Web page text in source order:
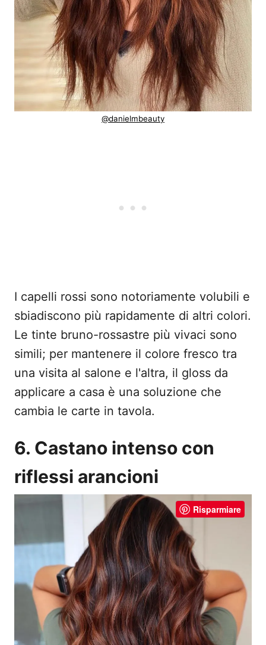
@danielmbeauty
I capelli rossi sono notoriamente volubili e
sbiadiscono più rapidamente di altri colori.
Le tinte bruno-rossastre più vivaci sono
simili; per mantenere il colore fresco tra
una visita al salone e l'altra, il gloss da
applicare a casa è una soluzione che
cambia le carte in tavola.
6. Castano intenso con
riflessi arancioni
Risparmiare